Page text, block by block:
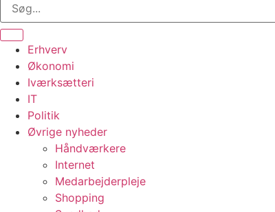
Erhverv
Økonomi
Iværksætteri
IT
Politik
Øvrige nyheder
Håndværkere
Internet
Medarbejderpleje
Shopping